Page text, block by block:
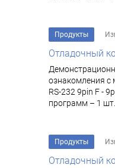
Продукты
Отладочный
ознакомления с
RS-232 9pin F -
программ – 1 шт.
Продукты
Отладочный